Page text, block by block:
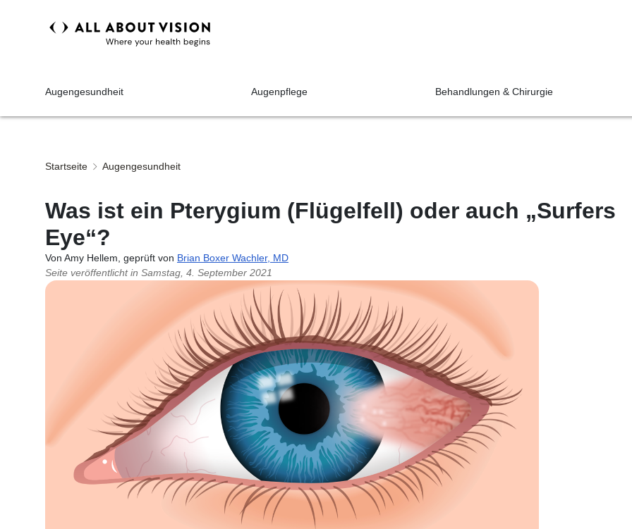
Augengesundheit Augenpflege Behandlungen & Chirurgie
Startseite Augengesundheit
Was ist ein Pterygium (Flügelfell) oder auch „Surfers
Eye“?
Von Amy Hellem, geprüft von Brian Boxer Wachler, MD
Seite veröffentlicht in Samstag, 4. September 2021